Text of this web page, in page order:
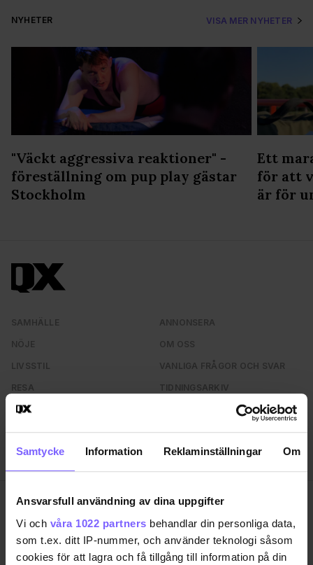
Samtycke Information Reklaminställningar Om
Ansvarsfull användning av dina uppgifter
Vi och våra 1022 partners behandlar din personliga data,
som t.ex. ditt IP-nummer, och använder teknologi såsom
cookies för att lagra och få tillgång till information på din
NYHETER VISA MER NYHETER
"Väckt aggressiva reaktioner" -
föreställning om pup play gästar
Stockholm
Ett
för att
är för
SAMHÄLLE
NÖJE
LIVSSTIL
RESA
QRUISER
SHOP
ANNONSERA
OM OSS
VANLIGA FRÅGOR OCH SVAR
TIDNINGSARKIV
HÄR FINNS TIDNINGEN
INTEGRITETSPOLICY
PRENUMERERA
QX Förlag AB är, sedan 1995, regnbågs-communityts
egen röst med månadstidningen QX och
nyhetstidningen qx.se som bevakar det samhälle vi
lever i och den kultur och de människor vi bryr oss